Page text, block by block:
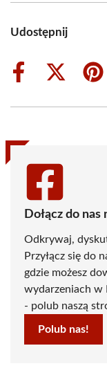
Udostępnij
Share
Share
(Twitter)
Dołącz do nas
Odkrywaj,
Przyłącz się do
gdzie możesz
wydarzeniach w
- polub naszą
Polub nas!